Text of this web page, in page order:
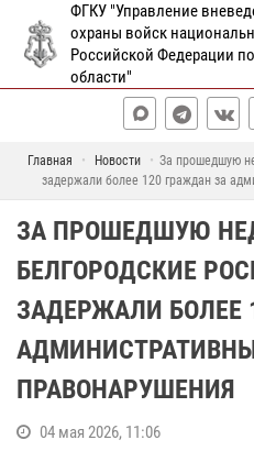
ФГКУ "Управление
охраны войск
Российской Федерации
области"
Главная Новости
За прошедшую
задержали более 120 граждан за
ЗА ПРОШЕДШУЮ
БЕЛГОРОДСКИЕ
ЗАДЕРЖАЛИ БОЛЕЕ
ПРАВОНАРУШЕНИЯ
04 мая 2026, 11:06